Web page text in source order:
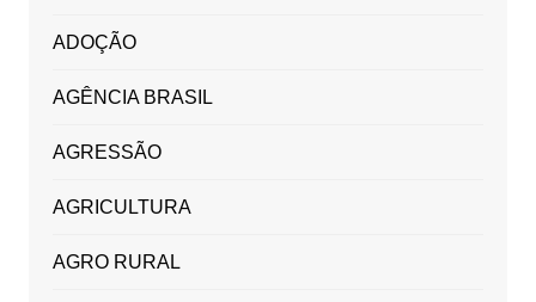
ADOÇÃO
AGÊNCIA BRASIL
AGRESSÃO
AGRICULTURA
AGRO RURAL